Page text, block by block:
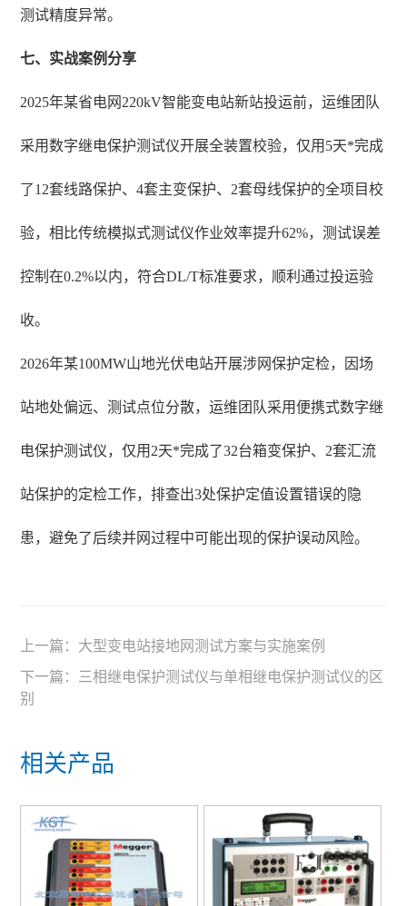
测试精度异常。
七、实战案例分享
2025年某省电网220kV智能变电站新站投运前，运维团队
采用数字继电保护测试仪开展全装置校验，仅用5天*完成
了12套线路保护、4套主变保护、2套母线保护的全项目校
验，相比传统模拟式测试仪作业效率提升62%，测试误差
控制在0.2%以内，符合DL/T标准要求，顺利通过投运验
收。
2026年某100MW山地光伏电站开展涉网保护定检，因场
站地处偏远、测试点位分散，运维团队采用便携式数字继
电保护测试仪，仅用2天*完成了32台箱变保护、2套汇流
站保护的定检工作，排查出3处保护定值设置错误的隐
患，避免了后续并网过程中可能出现的保护误动风险。
上一篇： 大型变电站接地网测试方案与实施案例
下一篇： 三相继电保护测试仪与单相继电保护测试仪的区
别
相关产品